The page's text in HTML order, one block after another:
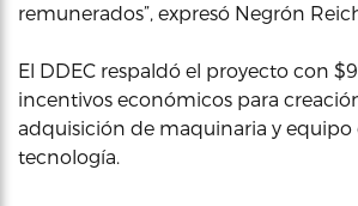
remunerados”, expresó Negrón
El DDEC respaldó el proyecto con
incentivos económicos para
adquisición de maquinaria y equipo
tecnología.